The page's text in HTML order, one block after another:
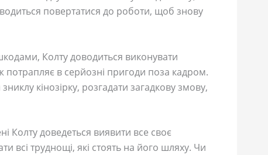
повертатися до роботи, щоб знову
Колту доводиться виконувати
потрапляє в серйозні пригоди поза кадром.
кінозірку, розгадати загадкову змову,
доведеться виявити все своє
всі труднощі, які стоять на його шляху. Чи